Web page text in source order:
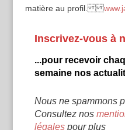
matière au profil.
Inscrivez-vous à
...pour recevoir
semaine nos
Nous ne spammons
Consultez nos
légalespour plus